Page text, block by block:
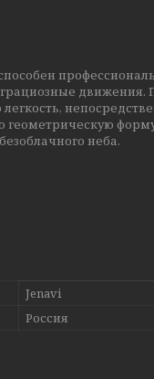
движения.
геометрическую
неба.
Jenavi
Россия